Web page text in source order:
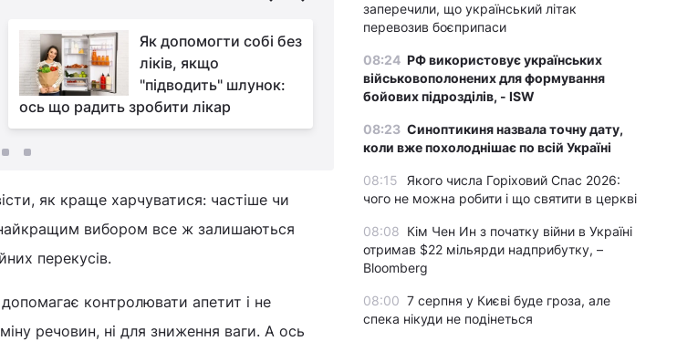
Як допомогти собі без
ліків, якщо
"підводить" шлунок:
ось що радить зробити лікар
чому вона в тренді:
дієтологи поділилися
думкою
як краще харчуватися: частіше чи
вибором все ж залишаються
перекусів.
контролювати апетит і не
речовин, ні для зниження ваги. А ось
заперечили, що український літак
перевозив боєприпаси
08:24 РФ використовує українських
військовополонених для формування
бойових підрозділів, - ISW
08:23 Синоптикиня назвала точну дату,
коли вже похолоднішає по всій Україні
08:15
Якого числа Горіховий Спас 2026:
чого не можна робити і що святити в церкві
08:08 Кім Чен Ин з початку війни в Україні
отримав $22 мільярди надприбутку, –
Bloomberg
08:00 7 серпня у Києві буде гроза, але
спека нікуди не подінеться